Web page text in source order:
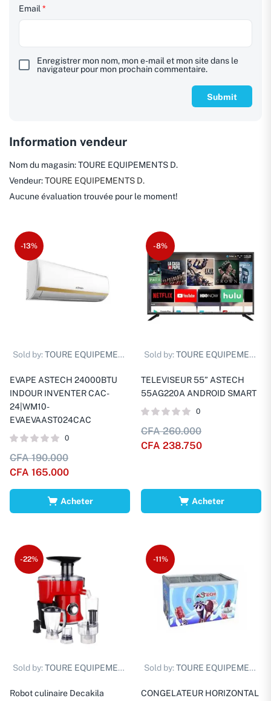
Email *
Enregistrer mon nom, mon e-mail et mon site dans le
navigateur pour mon prochain commentaire.
Information vendeur
Nom du magasin:TOURE EQUIPEMENTS D.
Vendeur:TOURE EQUIPEMENTS D.
Aucune évaluation trouvée pour le moment!
-13%
Sold by:TOURE EQUIPEMENTS D.
EVAPE ASTECH 24000BTU
INDOUR INVENTER CAC-
24|WM10-
EVAEVAAST024CAC
0
CFA190.000
CFA 165.000
Acheter
-8%
Sold by:TOURE EQUIPEMENTS D.
TELEVISEUR 55” ASTECH
55AG220A ANDROID SMART
0
CFA260.000
CFA 238.750
Acheter
-22%
Sold by:TOURE EQUIPEMENTS D.
Robot culinaire Decakila
-11%
Sold by:TOURE EQUIPEMENTS D.
CONGELATEUR HORIZONTAL